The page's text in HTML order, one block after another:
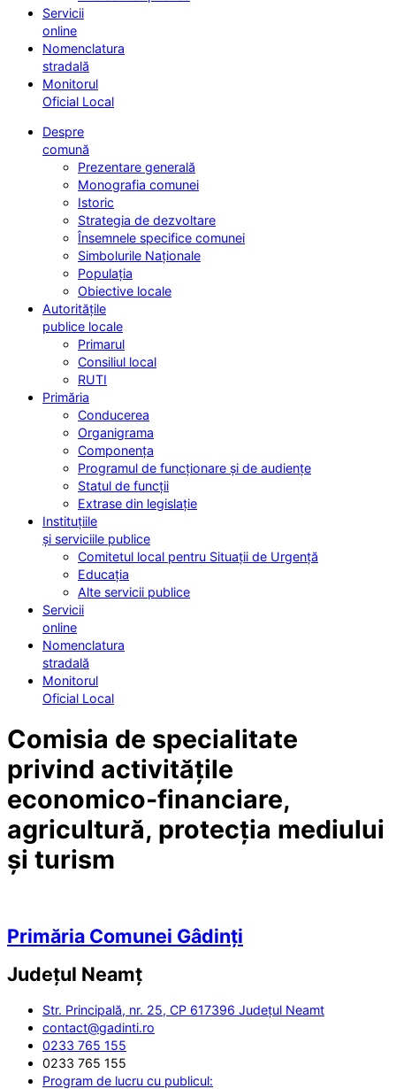
Servicii
online
Nomenclatura
stradală
Monitorul
Oficial Local
Despre
comună
Prezentare generală
Monografia comunei
Istoric
Strategia de dezvoltare
Însemnele specifice comunei
Simbolurile Naționale
Populația
Obiective locale
Autoritățile
publice locale
Primarul
Consiliul local
RUTI
Primăria
Conducerea
Organigrama
Componența
Programul de funcționare și de audiențe
Statul de funcții
Extrase din legislație
Instituțiile
și serviciile publice
Comitetul local pentru Situații de Urgență
Educația
Alte servicii publice
Servicii
online
Nomenclatura
stradală
Monitorul
Oficial Local
Comisia de specialitate
privind activitățile
economico-financiare,
agricultură, protecția mediului
și turism
Primăria Comunei Gâdinți
Județul Neamț
Str. Principală, nr. 25, CP 617396 Județul Neamt
contact@gadinti.ro
0233 765 155
0233 765 155
Program de lucru cu publicul: